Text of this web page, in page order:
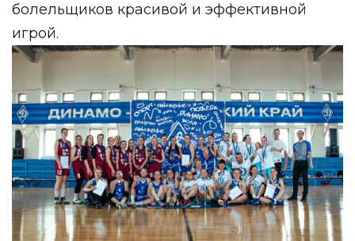
болельщиков красивой и эффективной
игрой.